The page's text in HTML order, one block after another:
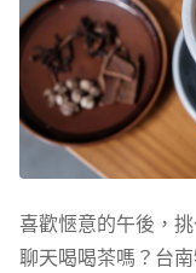
喜歡愜意的午後，
聊天喝喝茶嗎？台